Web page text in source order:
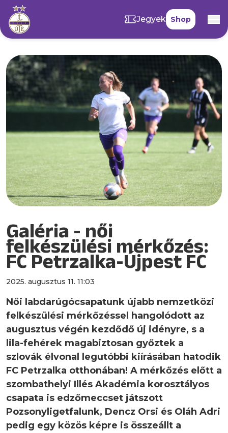
Jegyek Shop
Galéria - női
felkészülési mérkőzés:
FC Petrzalka-Újpest FC
2025. augusztus 11. 11:03
Női labdarúgócsapatunk újabb nemzetközi
felkészülési mérkőzéssel hangolódott az
augusztus végén kezdődő új idényre, s a
lila-fehérek magabiztosan győztek a
szlovák élvonal legutóbbi kiírásában hatodik
FC Petrzalka otthonában! A mérkőzés előtt a
szombathelyi Illés Akadémia korosztályos
csapata is edzőmeccset játszott
Pozsonyligetfalunk, Dencz Orsi és Oláh Adri
pedig egy közös képre is összeállt a